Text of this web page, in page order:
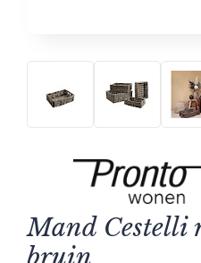
Mand Cestelli
bruin